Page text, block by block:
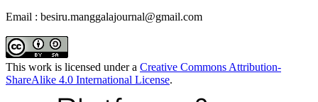
Email : besiru.manggalajournal@gmail.com
This work is licensed under a Creative Commons Attribution-
ShareAlike 4.0 International License.